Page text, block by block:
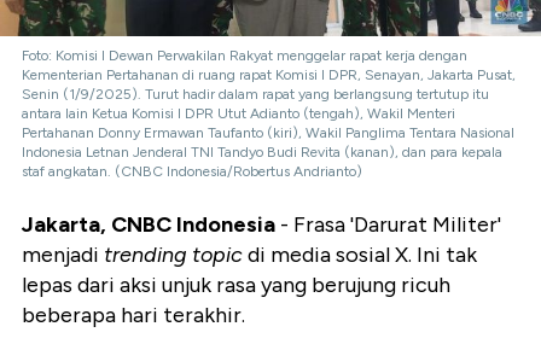
Foto: Komisi I Dewan Perwakilan Rakyat menggelar rapat kerja dengan
Kementerian Pertahanan di ruang rapat Komisi I DPR, Senayan, Jakarta Pusat,
Senin (1/9/2025). Turut hadir dalam rapat yang berlangsung tertutup itu
antara lain Ketua Komisi I DPR Utut Adianto (tengah), Wakil Menteri
Pertahanan Donny Ermawan Taufanto (kiri), Wakil Panglima Tentara Nasional
Indonesia Letnan Jenderal TNI Tandyo Budi Revita (kanan), dan para kepala
staf angkatan. (CNBC Indonesia/Robertus Andrianto)
Jakarta, CNBC Indonesia - Frasa 'Darurat Militer'
menjadi trending topicdi media sosial X. Ini tak
lepas dari aksi unjuk rasa yang berujung ricuh
beberapa hari terakhir.